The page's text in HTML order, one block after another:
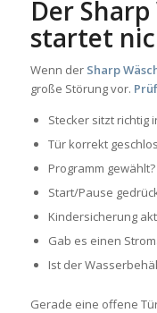
Der
startet
Wenn der Sharp
große Störung vor.
Stecker sitzt richtig
Tür korrekt
Programm gewählt?
Start/Pause
Kindersicherung
Gab es einen
Ist der
Gerade eine offene